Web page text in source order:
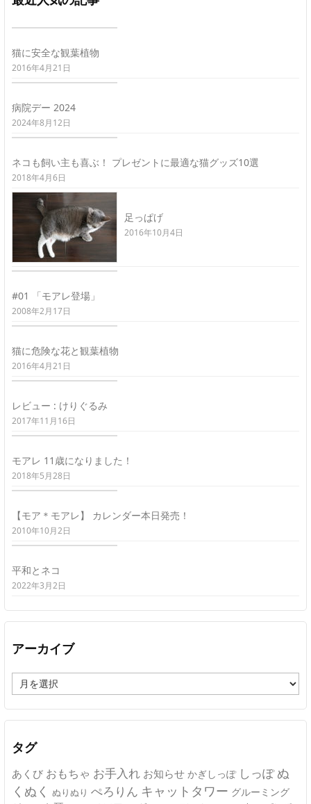
猫に安全な観葉植物
2016年4月21日
病院デー 2024
2024年8月12日
ネコも飼い主も喜ぶ！ プレゼントに最適な猫グッズ10選
2018年4月6日
足っぱげ
2016年10月4日
#01 「モアレ登場」
2008年2月17日
猫に危険な花と観葉植物
2016年4月21日
レビュー : けりぐるみ
2017年11月16日
モアレ 11歳になりました！
2018年5月28日
【モア＊モアレ】 カレンダー本日発売！
2010年10月2日
平和とネコ
2022年3月2日
アーカイブ
ー
カ
イ
タグ
あくび おもちゃ お手入れ お知らせ かぎしっぽ しっぽ ぬ
くぬく ぬりぬり ぺろりん キャットタワー グルーミング